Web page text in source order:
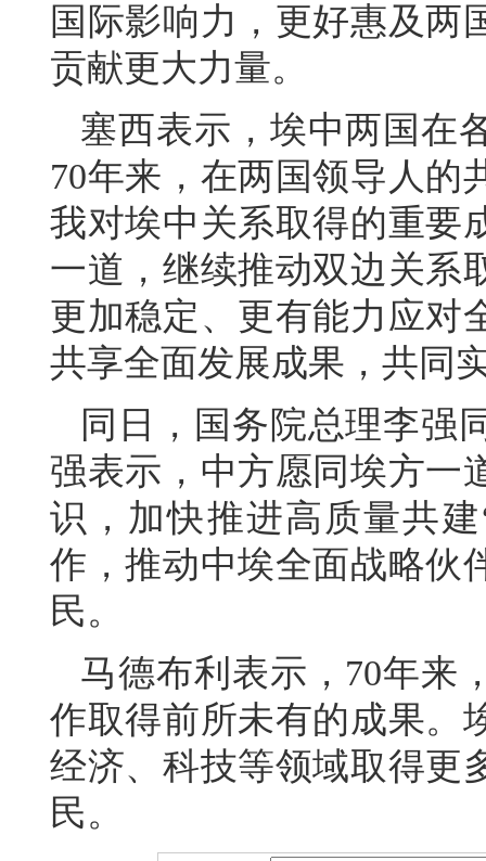
国际影响力，更好惠及两
贡献更大力量。
塞西表示，埃中两国在
70年来，在两国领导人的
我对埃中关系取得的重要
一道，继续推动双边关系
更加稳定、更有能力应对
共享全面发展成果，共同
同日，国务院总理李强
强表示，中方愿同埃方一
识，加快推进高质量共
作，推动中埃全面战略伙
民。
马德布利表示，70年来
作取得前所未有的成果。
经济、科技等领域取得更
民。